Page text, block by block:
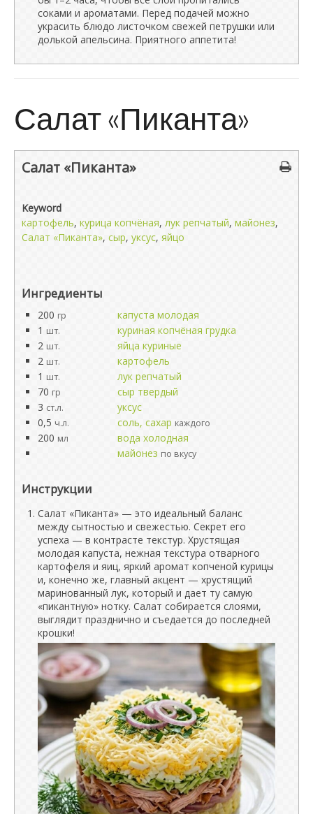
соками и ароматами. Перед подачей можно
украсить блюдо листочком свежей петрушки или
долькой апельсина. Приятного аппетита!
Салат «Пиканта»
Салат «Пиканта»
Keyword
картофель, курица копчёная, лук репчатый, майонез,
Салат «Пиканта», сыр, уксус, яйцо
Ингредиенты
200 гр
капуста молодая
1 шт.
куриная копчёная грудка
2 шт.
яйца куриные
2 шт.
картофель
1 шт.
лук репчатый
70 гр
сыр твердый
3 ст.л.
уксус
0,5 ч.л. соль, сахар каждого
200 мл
вода холодная
майонез по вкусу
Инструкции
Салат «Пиканта» — это идеальный баланс
между сытностью и свежестью. Секрет его
успеха — в контрасте текстур. Хрустящая
молодая капуста, нежная текстура отварного
картофеля и яиц, яркий аромат копченой курицы
и, конечно же, главный акцент — хрустящий
маринованный лук, который и дает ту самую
«пикантную» нотку. Салат собирается слоями,
выглядит празднично и съедается до последней
крошки!